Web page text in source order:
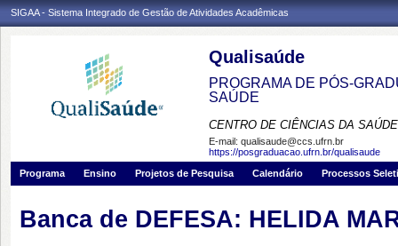
SIGAA - Sistema Integrado de Gestão de Atividades Acadêmicas
Qualisaúde
PROGRAMA DE PÓS-
SAÚDE
CENTRO DE CIÊNCIAS DA SAÚDE
E-mail: qualisaude@ccs.ufrn.br
https://posgraduacao.ufrn.br/qualisaude
Programa
Ensino Projetos de Pesquisa Calendário Processos
Banca de DEFESA: HELIDA